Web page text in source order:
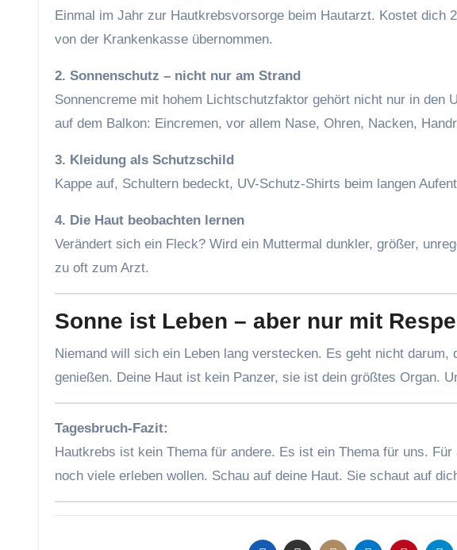
Einmal im Jahr zur Hautkrebsvorsorge beim Hautarzt. Kostet dich
von der Krankenkasse übernommen.
2. Sonnenschutz – nicht nur am Strand
Sonnencreme mit hohem Lichtschutzfaktor gehört nicht nur in den
auf dem Balkon: Eincremen, vor allem Nase, Ohren, Nacken,
3. Kleidung als Schutzschild
Kappe auf, Schultern bedeckt, UV-Schutz-Shirts beim langen
4. Die Haut beobachten lernen
Verändert sich ein Fleck? Wird ein Muttermal dunkler, größer,
zu oft zum Arzt.
Sonne ist Leben – aber nur mit
Niemand will sich ein Leben lang verstecken. Es geht nicht
genießen. Deine Haut ist kein Panzer, sie ist dein größtes Organ.
Tagesbruch-Fazit:
Hautkrebs ist kein Thema für andere. Es ist ein Thema für uns.
noch viele erleben wollen. Schau auf deine Haut. Sie schaut auf